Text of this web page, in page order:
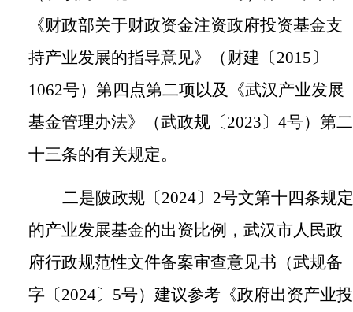
《财政部关于财政资金注资政府投资基金支
持产业发展的指导意见》（财建〔2015〕
1062号）第四点第二项以及《武汉产业发展
基金管理办法》（武政规〔2023〕 4号）第二
十三条的有关规定。
二是陂政规〔2024〕 2号文第十四条规定
的产业发展基金的出资比例，武汉市人民政
府行政规范性文件备案审查意见书（武规备
字〔2024〕 5号）建议参考《政府出资产业投